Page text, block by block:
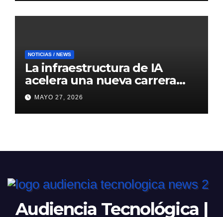
NOTICIAS / NEWS
La infraestructura de IA
acelera una nueva carrera
global de centros de datos
MAYO 27, 2026
Audiencia Tecnológica |